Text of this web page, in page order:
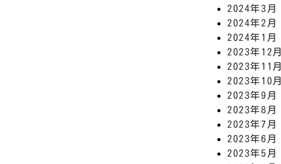
2024年3月
2024年2月
2024年1月
2023年12月
2023年11月
2023年10月
2023年9月
2023年8月
2023年7月
2023年6月
2023年5月